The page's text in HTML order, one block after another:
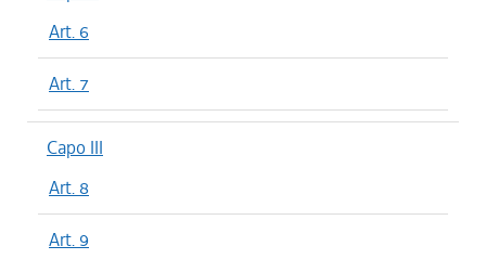
Art. 6
Art. 7
Capo III
Art. 8
Art. 9